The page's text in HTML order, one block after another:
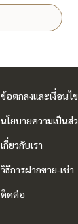
ข้อตกลงและเงื่อนไข
นโยบายความเป็นส่
เกี่ยวกับเรา
วิธีการฝากขาย-เช่า
ติดต่อ